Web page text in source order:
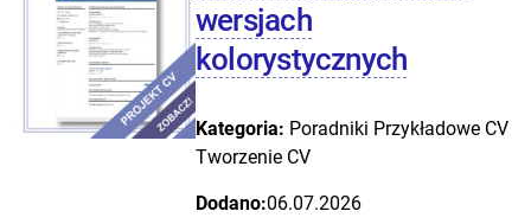
wersjach
kolorystycznych
Kategoria: Poradniki Przykładowe CV
Tworzenie CV
Dodano:06.07.2026